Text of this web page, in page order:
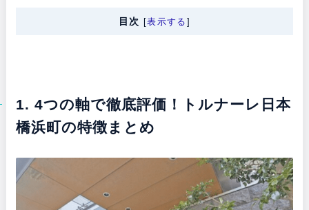
目次 [表示する ]
1. 4つの軸で徹底評価！トルナーレ日本
橋浜町の特徴まとめ